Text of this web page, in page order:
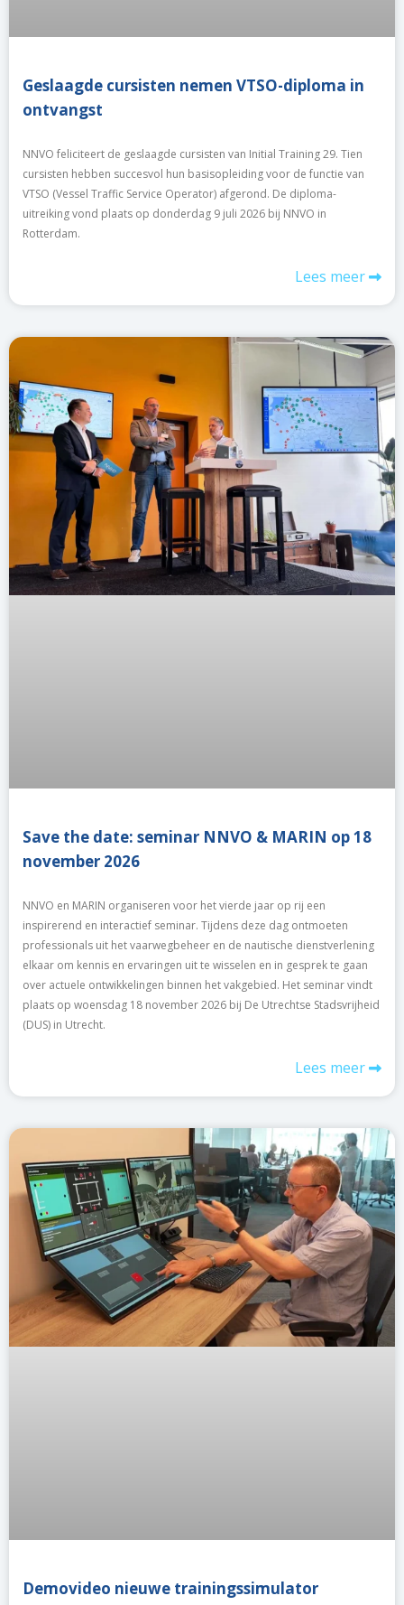
Geslaagde cursisten nemen VTSO-diploma in
ontvangst
NNVO feliciteert de geslaagde cursisten van Initial Training 29. Tien
cursisten hebben succesvol hun basisopleiding voor de functie van
VTSO (Vessel Traffic Service Operator) afgerond. De diploma-
uitreiking vond plaats op donderdag 9 juli 2026 bij NNVO in
Rotterdam.
Lees meer
Save the date: seminar NNVO & MARIN op 18
november 2026
NNVO en MARIN organiseren voor het vierde jaar op rij een
inspirerend en interactief seminar. Tijdens deze dag ontmoeten
professionals uit het vaarwegbeheer en de nautische dienstverlening
elkaar om kennis en ervaringen uit te wisselen en in gesprek te gaan
over actuele ontwikkelingen binnen het vakgebied. Het seminar vindt
plaats op woensdag 18 november 2026 bij De Utrechtse Stadsvrijheid
(DUS) in Utrecht.
Lees meer
Demovideo nieuwe trainingssimulator